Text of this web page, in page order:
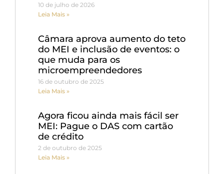
10 de julho de 2026
Leia Mais »
Câmara aprova aumento do teto
do MEI e inclusão de eventos: o
que muda para os
microempreendedores
16 de outubro de 2025
Leia Mais »
Agora ficou ainda mais fácil ser
MEI: Pague o DAS com cartão
de crédito
2 de outubro de 2025
Leia Mais »